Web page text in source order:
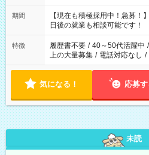
い」 「余裕を持って夕飯の準
たくない」 など、ご希望を教えてくだ
の方へ 今ご覧のお仕事で希望
の勤務時間。 合計で週40時
期間
【現在も積極採用中！急募
日後の就業も相談可能です！
特徴 履歴書不要 / 40～50代活躍中 /
上の大量募集 / 電話対応なし /
気になる！ 応募す
未読